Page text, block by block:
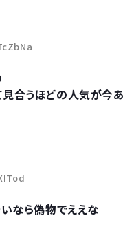
合うほどの人気が今あ
なら偽物でええな